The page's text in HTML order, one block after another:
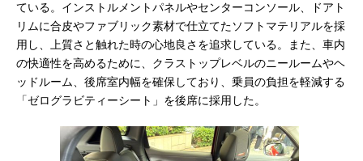
ている。インストルメントパネルやセンターコンソール、ドアト
リムに合皮やファブリック素材で仕立てたソフトマテリアルを採
用し、上質さと触れた時の心地良さを追求している。また、車内
の快適性を高めるために、クラストップレベルのニールームやヘ
ッドルーム、後席室内幅を確保しており、乗員の負担を軽減する
「ゼログラビティーシート」を後席に採用した。